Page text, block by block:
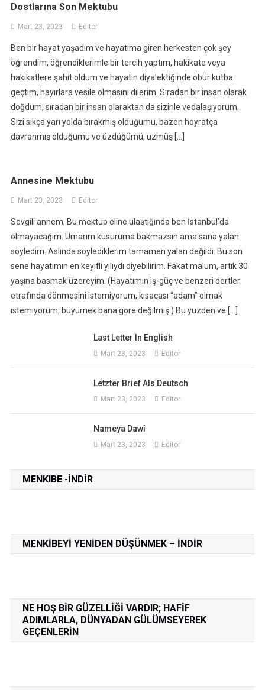
Dostlarına Son Mektubu
Mart 23, 2023 Editor
Ben bir hayat yaşadım ve hayatıma giren herkesten çok şey
öğrendim; öğrendiklerimle bir tercih yaptım, hakikate veya
hakikatlere şahit oldum ve hayatın diyalektiğinde öbür kutba
geçtim, hayırlara vesile olmasını dilerim. Sıradan bir insan olarak
doğdum, sıradan bir insan olaraktan da sizinle vedalaşıyorum.
Sizi sıkça yarı yolda bırakmış olduğumu, bazen hoyratça
davranmış olduğumu ve üzdüğümü, üzmüş […]
Annesine Mektubu
Mart 23, 2023 Editor
Sevgili annem, Bu mektup eline ulaştığında ben İstanbul’da
olmayacağım. Umarım kusuruma bakmazsın ama sana yalan
söyledim. Aslında söylediklerim tamamen yalan değildi. Bu son
sene hayatımın en keyifli yılıydı diyebilirim. Fakat malum, artık 30
yaşına basmak üzereyim. (Hayatımın iş-güç ve benzeri dertler
etrafında dönmesini istemiyorum; kısacası “adam” olmak
istemiyorum; büyümek bana göre değilmiş.) Bu yüzden ve […]
Last Letter In English
Mart 23, 2023 Editor
Letzter Brief Als Deutsch
Mart 23, 2023 Editor
Nameya Dawî
Mart 23, 2023 Editor
MENKIBE -INDIR
MENKIBEYI YENIDEN DÜŞÜNMEK – INDIR
NE HOŞ BIR GÜZELLIĞI VARDIR; HAFIF
ADIMLARLA, DÜNYADAN GÜLÜMSEYEREK
GEÇENLERIN